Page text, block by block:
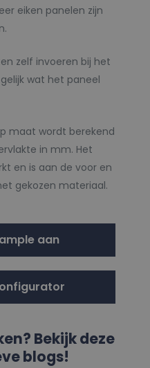
eiken panelen zijn
zelf invoeren bij het
wat het paneel
maat wordt berekend
in mm. Het
en is aan de voor en
gekozen materiaal.
aan
Bekijk deze
blogs!